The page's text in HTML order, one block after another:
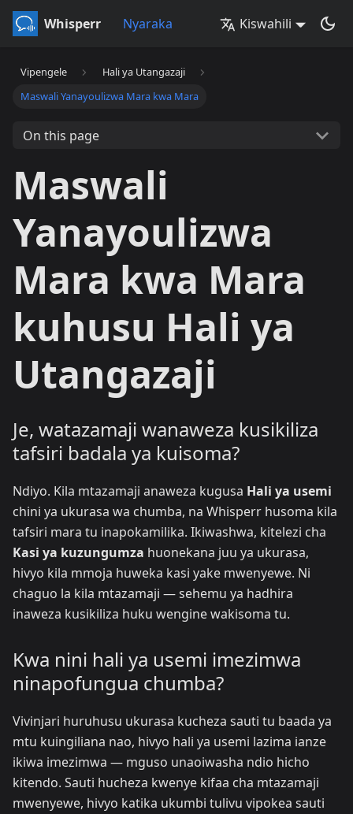
Whisperr Nyaraka Kiswahili
Vipengele
Hali ya Utangazaji
Maswali Yanayoulizwa Mara kwa Mara
On this page
Maswali
Yanayoulizwa
Mara kwa Mara
kuhusu Hali ya
Utangazaji
Je, watazamaji wanaweza kusikiliza
tafsiri badala ya kuisoma?
Ndiyo. Kila mtazamaji anaweza kugusa Hali ya usemi
chini ya ukurasa wa chumba, na Whisperr husoma kila
tafsiri mara tu inapokamilika. Ikiwashwa, kitelezi cha
Kasi ya kuzungumza huonekana juu ya ukurasa,
hivyo kila mmoja huweka kasi yake mwenyewe. Ni
chaguo la kila mtazamaji — sehemu ya hadhira
inaweza kusikiliza huku wengine wakisoma tu.
Kwa nini hali ya usemi imezimwa
ninapofungua chumba?
Vivinjari huruhusu ukurasa kucheza sauti tu baada ya
mtu kuingiliana nao, hivyo hali ya usemi lazima ianze
ikiwa imezimwa — mguso unaoiwasha ndio hicho
kitendo. Sauti hucheza kwenye kifaa cha mtazamaji
mwenyewe, hivyo katika ukumbi tulivu vipokea sauti